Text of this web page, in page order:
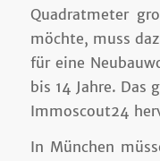
Quadratmeter
möchte, muss
für eine
bis 14 Jahre. Das
Immoscout24
In München